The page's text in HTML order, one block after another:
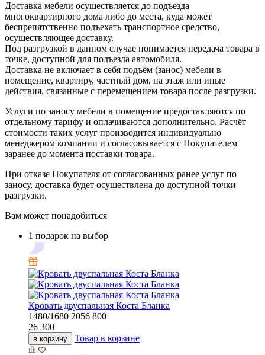
Доставка мебели осуществляется до подъезда
многоквартирного дома либо до места, куда может
беспрепятственно подъехать транспортное средство,
осуществляющее доставку.
Под разгрузкой в данном случае понимается передача товара в
точке, доступной для подъезда автомобиля.
Доставка не включает в себя подъём (занос) мебели в
помещение, квартиру, частный дом, на этаж или иные
действия, связанные с перемещением товара после разгрузки.
Услуги по заносу мебели в помещение предоставляются по
отдельному тарифу и оплачиваются дополнительно. Расчёт
стоимости таких услуг производится индивидуально
менеджером компании и согласовывается с Покупателем
заранее до момента поставки товара.
При отказе Покупателя от согласованных ранее услуг по
заносу, доставка будет осуществлена до доступной точки
разгрузки.
Вам может понадобиться
1 подарок на выбор
Кровать двуспальная Коста Бланка
1480/1680 2056 800
26 300
в корзину Товар в корзине